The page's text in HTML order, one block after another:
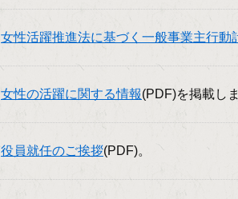
女性活躍推進法に基づく一般事業主行動
女性の活躍に関する情報(PDF)を掲載しま
役員就任のご挨拶(PDF)。